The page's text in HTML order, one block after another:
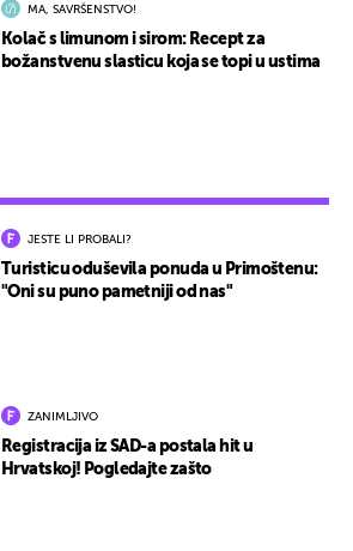
JESTE LI PROBALI?
Turisticu oduševila ponuda u Primoštenu:
"Oni su puno pametniji od nas"
ZANIMLJIVO
Registracija iz SAD-a postala hit u
Hrvatskoj! Pogledajte zašto
MA, SAVRŠENSTVO!
Kolač s limunom i sirom: Recept za
božanstvenu slasticu koja se topi u ustima